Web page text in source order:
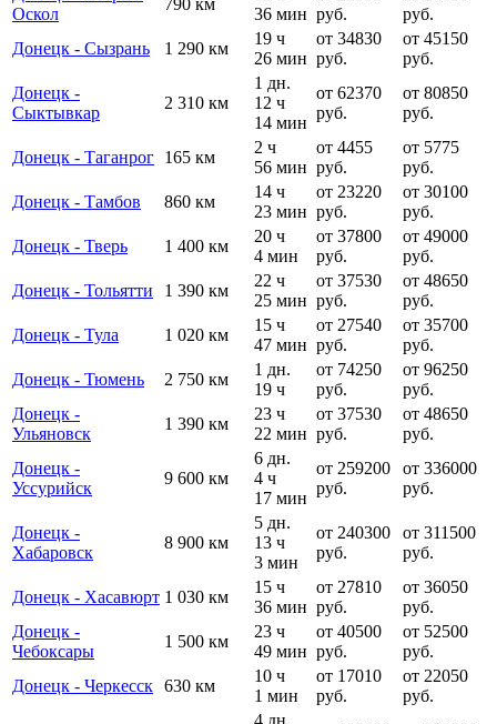
Оскол
790 км
36 мин руб.
руб.
Донецк - Сызрань
1 290 км
19 ч
26 мин
от 34830
руб.
от 45150
руб.
Донецк -
Сыктывкар
2 310 км
1 дн.
12 ч
14 мин
от 62370
руб.
от 80850
руб.
Донецк - Таганрог 165 км
2 ч
56 мин
от 4455
руб.
от 5775
руб.
Донецк - Тамбов
860 км
14 ч
23 мин
от 23220
руб.
от 30100
руб.
Донецк - Тверь
1 400 км
20 ч
4 мин
от 37800
руб.
от 49000
руб.
Донецк - Тольятти
1 390 км
22 ч
25 мин
от 37530
руб.
от 48650
руб.
Донецк - Тула
1 020 км
15 ч
47 мин
от 27540
руб.
от 35700
руб.
Донецк - Тюмень
2 750 км
1 дн.
19 ч
от 74250
руб.
от 96250
руб.
Донецк -
Ульяновск
1 390 км
23 ч
22 мин
от 37530
руб.
от 48650
руб.
Донецк -
Уссурийск
9 600 км
6 дн.
4 ч
17 мин
от 259200
руб.
от 336000
руб.
Донецк -
Хабаровск
8 900 км
5 дн.
13 ч
3 мин
от 240300
руб.
от 311500
руб.
Донецк - Хасавюрт 1 030 км
15 ч
36 мин
от 27810
руб.
от 36050
руб.
Донецк -
Чебоксары
1 500 км
23 ч
49 мин
от 40500
руб.
от 52500
руб.
Донецк - Черкесск 630 км
10 ч
1 мин
от 17010
руб.
от 22050
руб.
4 дн.